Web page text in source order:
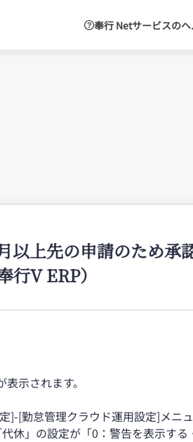
奉行 Netサービスの
以上先の申請のため承
V ERP）
示されます。
]-[勤怠管理クラウド運用設定]メニ
休」の設定が「0：警告を表示する